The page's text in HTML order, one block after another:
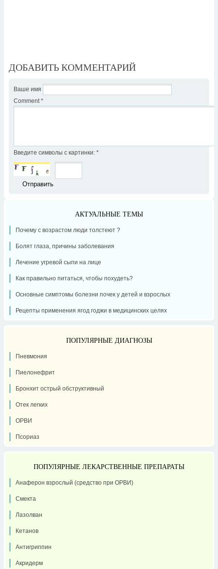
ДОБАВИТЬ КОММЕНТАРИЙ
Ваше имя
Comment *
Введите символы с картинки: *
АКТУАЛЬНЫЕ ТЕМЫ
Почему с возрастом люди толстеют ?
Болят глаза, причины заболевания
Лечение угревой сыпи на лице
Как правильно питаться, чтобы похудеть?
Основные симптомы болезни почек у детей и взрослых
Рецепты применения ягод годжи в медицинских целях
ПОПУЛЯРНЫЕ ДИАГНОЗЫ
Пневмония
Пиелонефрит
Бронхит острый обструктивный
Отек легких
ОРВИ
Псориаз
ПОПУЛЯРНЫЕ ЛЕКАРСТВЕННЫЕ ПРЕПАРАТЫ
Анаферон взрослый (средство при ОРВИ)
Смекта
Лазолван
Кетанов
Антигриппин
Акридерм